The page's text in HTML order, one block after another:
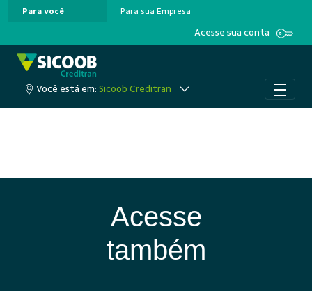
Pular para o Conteúdo principal
Para você Para sua Empresa
Acesse sua conta
Você está em: Sicoob Creditran
Acesse
também